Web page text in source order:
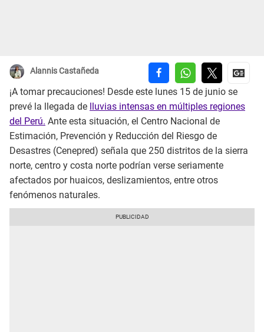
Alannis Castañeda
¡A tomar precauciones! Desde este lunes 15 de junio se
prevé la llegada de
lluvias intensas en múltiples regiones
del Perú. Ante esta situación, el Centro Nacional de
Estimación, Prevención y Reducción del Riesgo de
Desastres (Cenepred) señala que 250 distritos de la sierra
norte, centro y costa norte podrían verse seriamente
afectados por huaicos, deslizamientos, entre otros
fenómenos naturales.